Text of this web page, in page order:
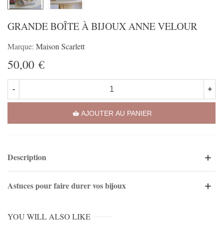
GRANDE BOÎTE À BIJOUX ANNE VELOUR
Marque: Maison Scarlett
50,00 €
- +
AJOUTER AU PANIER
Description
Astuces pour faire durer vos bijoux
YOU WILL ALSO LIKE